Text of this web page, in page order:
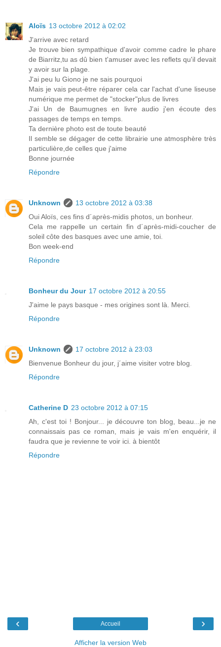
Aloïs 13 octobre 2012 à 02:02
J'arrive avec retard
Je trouve bien sympathique d'avoir comme cadre le phare
de Biarritz,tu as dû bien t'amuser avec les reflets qu'il devait
y avoir sur la plage.
J'ai peu lu Giono je ne sais pourquoi
Mais je vais peut-être réparer cela car l'achat d'une liseuse
numérique me permet de "stocker"plus de livres
J'ai Un de Baumugnes en livre audio j'en écoute des
passages de temps en temps.
Ta dernière photo est de toute beauté
Il semble se dégager de cette librairie une atmosphère très
particulière,de celles que j'aime
Bonne journée
Répondre
Unknown
13 octobre 2012 à 03:38
Oui Aloïs, ces fins d´après-midis photos, un bonheur.
Cela me rappelle un certain fin d´après-midi-coucher de
soleil côte des basques avec une amie, toi.
Bon week-end
Répondre
Bonheur du Jour 17 octobre 2012 à 20:55
J'aime le pays basque - mes origines sont là. Merci.
Répondre
Unknown
17 octobre 2012 à 23:03
Bienvenue Bonheur du jour, j´aime visiter votre blog.
Répondre
Catherine D 23 octobre 2012 à 07:15
Ah, c'est toi ! Bonjour... je découvre ton blog, beau...je ne
connaissais pas ce roman, mais je vais m'en enquérir, il
faudra que je revienne te voir ici. à bientôt
Répondre
‹ ›
Accueil
Afficher la version Web